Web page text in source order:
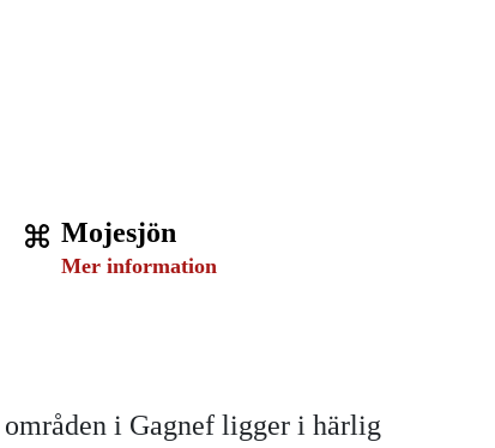
Mojesjön
Mer information
i Gagnef ligger i härlig